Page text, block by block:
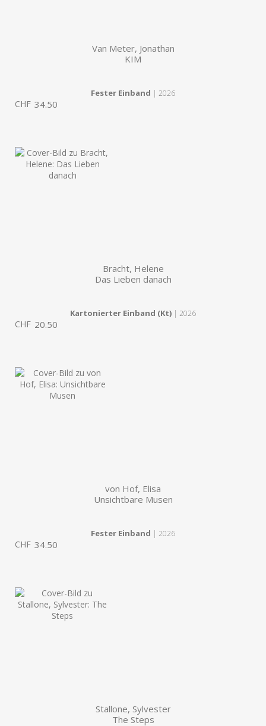
Van Meter, Jonathan
KIM
Fester Einband | 2026
CHF 34.50
Bracht, Helene
Das Lieben danach
Kartonierter Einband (Kt) | 2026
CHF 20.50
von Hof, Elisa
Unsichtbare Musen
Fester Einband | 2026
CHF 34.50
Stallone, Sylvester
The Steps